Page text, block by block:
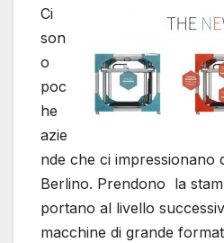
Ci
son
o
poc
he
azie
nde che ci impressionano
Berlino. Prendono la
portano al livello
macchine di grande